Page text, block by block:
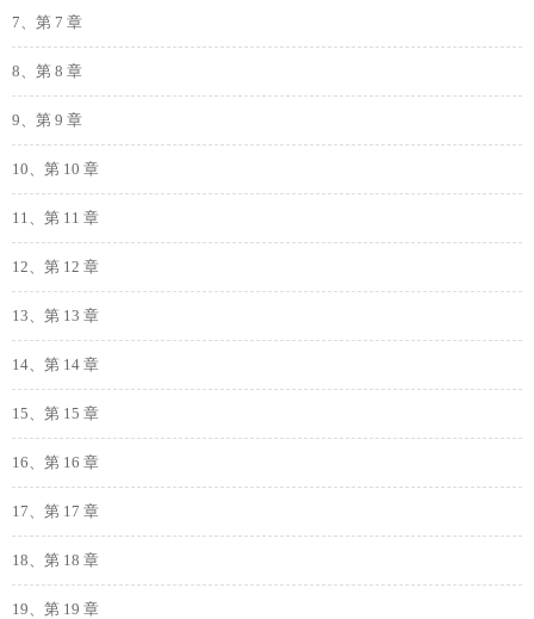
7、第 7 章
8、第 8 章
9、第 9 章
10、第 10 章
11、第 11 章
12、第 12 章
13、第 13 章
14、第 14 章
15、第 15 章
16、第 16 章
17、第 17 章
18、第 18 章
19、第 19 章